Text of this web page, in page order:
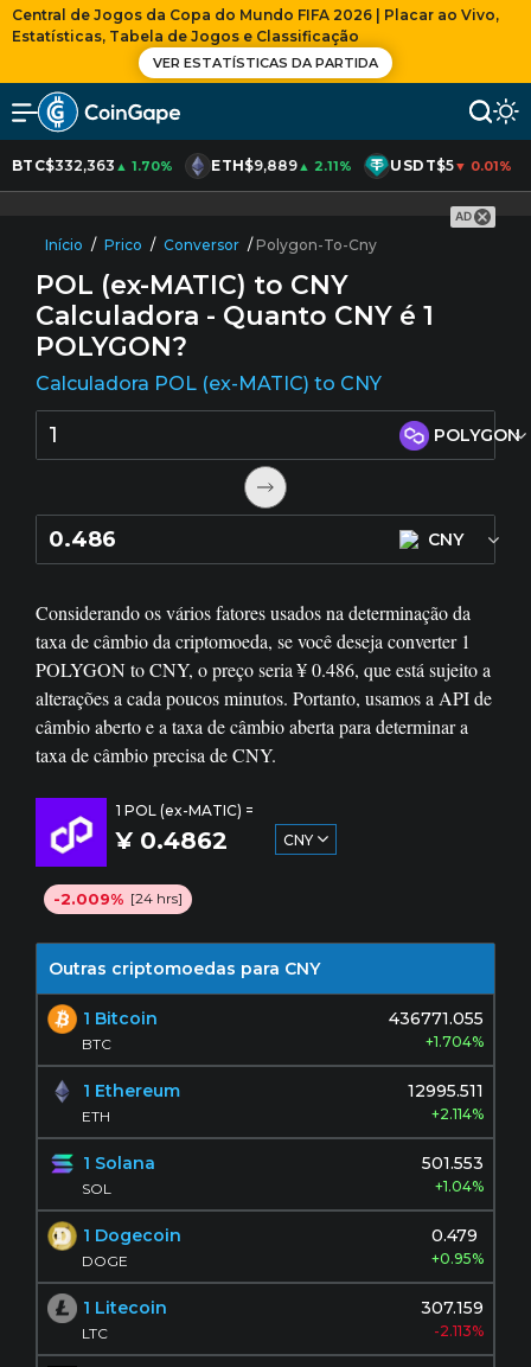
Central de Jogos da Copa do Mundo FIFA 2026 | Placar ao Vivo,
Estatísticas, Tabela de Jogos e Classificação
VER ESTATÍSTICAS DA PARTIDA
BTC$332,363▲ 1.70% ETH$9,889▲ 2.11% USDT$5▼ 0.01%
AD
Início / Prico / Conversor / Polygon-To-Cny
POL (ex-MATIC) to CNY
Calculadora - Quanto CNY é 1
POLYGON?
Calculadora POL (ex-MATIC) to CNY
POLYGON
CNY
Considerando os vários fatores usados ​​na determinação da
taxa de câmbio da criptomoeda, se você deseja converter 1
POLYGON to CNY, o preço seria ¥0.486, que está sujeito a
alterações a cada poucos minutos. Portanto, usamos a API de
câmbio aberto e a taxa de câmbio aberta para determinar a
taxa de câmbio precisa de CNY.
1 POL (ex-MATIC) =
¥ 0.4862
-2.009% [24 hrs]
CNY
Outras criptomoedas para CNY
1 Bitcoin
BTC
436771.055
+1.704%
1 Ethereum
ETH
12995.511
+2.114%
1 Solana
SOL
501.553
+1.04%
1 Dogecoin
DOGE
0.479
+0.95%
1 Litecoin
LTC
307.159
-2.113%